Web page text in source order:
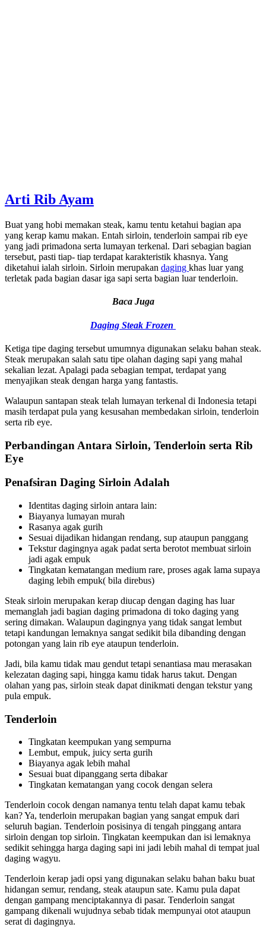
Arti Rib Ayam
Buat yang hobi memakan steak, kamu tentu ketahui bagian apa
yang kerap kamu makan. Entah sirloin, tenderloin sampai rib eye
yang jadi primadona serta lumayan terkenal. Dari sebagian bagian
tersebut, pasti tiap- tiap terdapat karakteristik khasnya. Yang
diketahui ialah sirloin. Sirloin merupakan daging khas luar yang
terletak pada bagian dasar iga sapi serta bagian luar tenderloin.
Baca Juga
Daging Steak Frozen
Ketiga tipe daging tersebut umumnya digunakan selaku bahan steak.
Steak merupakan salah satu tipe olahan daging sapi yang mahal
sekalian lezat. Apalagi pada sebagian tempat, terdapat yang
menyajikan steak dengan harga yang fantastis.
Walaupun santapan steak telah lumayan terkenal di Indonesia tetapi
masih terdapat pula yang kesusahan membedakan sirloin, tenderloin
serta rib eye.
Perbandingan Antara Sirloin, Tenderloin serta Rib
Eye
Penafsiran Daging Sirloin Adalah
Identitas daging sirloin antara lain:
Biayanya lumayan murah
Rasanya agak gurih
Sesuai dijadikan hidangan rendang, sup ataupun panggang
Tekstur dagingnya agak padat serta berotot membuat sirloin
jadi agak empuk
Tingkatan kematangan medium rare, proses agak lama supaya
daging lebih empuk( bila direbus)
Steak sirloin merupakan kerap diucap dengan daging has luar
memanglah jadi bagian daging primadona di toko daging yang
sering dimakan. Walaupun dagingnya yang tidak sangat lembut
tetapi kandungan lemaknya sangat sedikit bila dibanding dengan
potongan yang lain rib eye ataupun tenderloin.
Jadi, bila kamu tidak mau gendut tetapi senantiasa mau merasakan
kelezatan daging sapi, hingga kamu tidak harus takut. Dengan
olahan yang pas, sirloin steak dapat dinikmati dengan tekstur yang
pula empuk.
Tenderloin
Tingkatan keempukan yang sempurna
Lembut, empuk, juicy serta gurih
Biayanya agak lebih mahal
Sesuai buat dipanggang serta dibakar
Tingkatan kematangan yang cocok dengan selera
Tenderloin cocok dengan namanya tentu telah dapat kamu tebak
kan? Ya, tenderloin merupakan bagian yang sangat empuk dari
seluruh bagian. Tenderloin posisinya di tengah pinggang antara
sirloin dengan top sirloin. Tingkatan keempukan dan isi lemaknya
sedikit sehingga harga daging sapi ini jadi lebih mahal di tempat jual
daging wagyu.
Tenderloin kerap jadi opsi yang digunakan selaku bahan baku buat
hidangan semur, rendang, steak ataupun sate. Kamu pula dapat
dengan gampang menciptakannya di pasar. Tenderloin sangat
gampang dikenali wujudnya sebab tidak mempunyai otot ataupun
serat di dagingnya.